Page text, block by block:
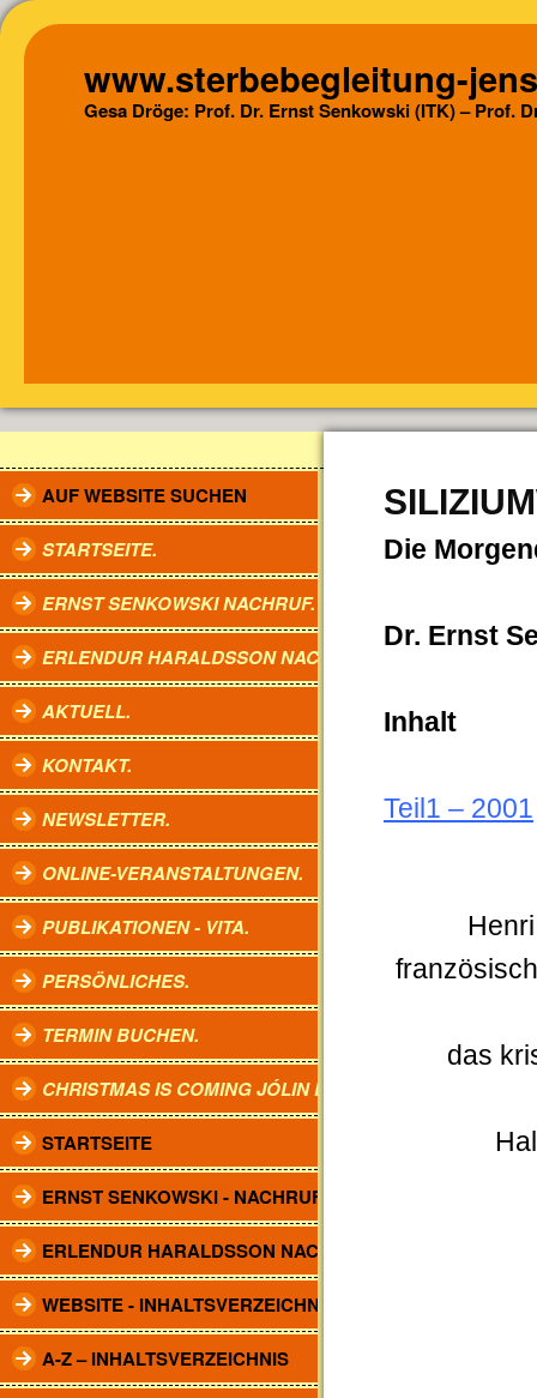
www.sterbebegleitung-
Gesa Dröge: Prof. Dr. Ernst Senkowski (ITK) – Prof.
AUF WEBSITE SUCHEN
STARTSEITE.
ERNST SENKOWSKI NACHRUF.
ERLENDUR HARALDSSON NACHRUF.
AKTUELL.
KONTAKT.
NEWSLETTER.
ONLINE-VERANSTALTUNGEN.
PUBLIKATIONEN - VITA.
PERSÖNLICHES.
TERMIN BUCHEN.
CHRISTMAS IS COMING JÓLIN KOMA.
STARTSEITE
ERNST SENKOWSKI - NACHRUF
ERLENDUR HARALDSSON NACHRUF
WEBSITE - INHALTSVERZEICHNIS
A-Z – INHALTSVERZEICHNIS
Die
Dr. Ernst
Inhalt
Teil1 – 2001
das